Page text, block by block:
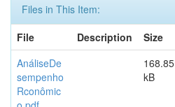
Files in This Item:
File
Description Size
AnáliseDe
sempenho
Rconômic
168.85
kB